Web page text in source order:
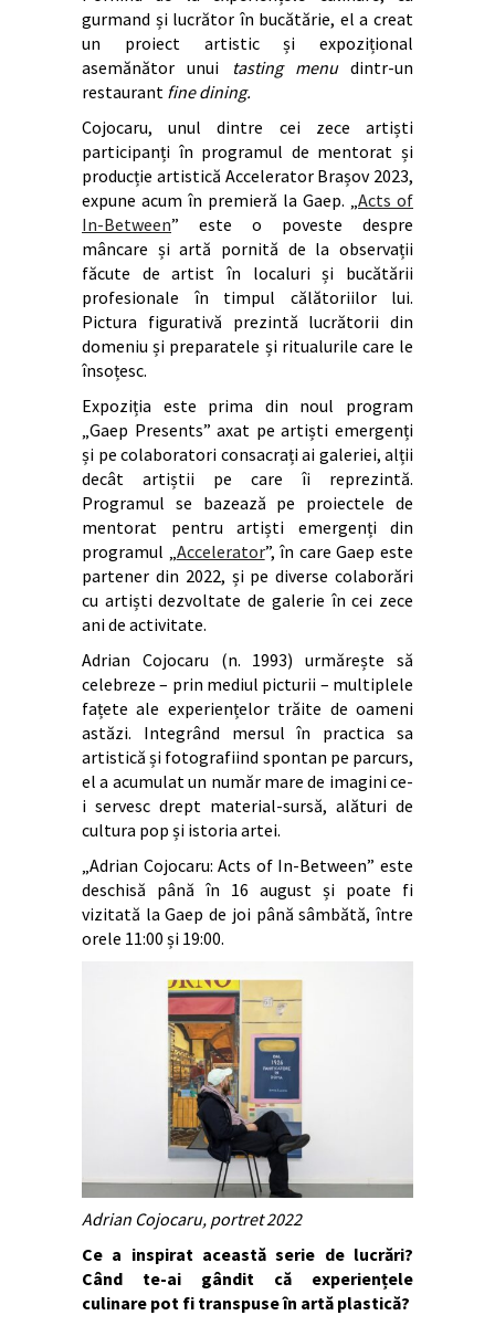
gurmand și lucrător în bucătărie, el a creat
un proiect artistic și expozițional
asemănător unui
tasting menudintr-un
restaurant fine dining.
Cojocaru, unul dintre cei zece artiști
participanți în programul de mentorat și
producție artistică Accelerator Brașov 2023,
expune acum în premieră la Gaep. „Acts of
In-Between” este o poveste despre
mâncare și artă pornită de la observații
făcute de artist în localuri și bucătării
profesionale în timpul călătoriilor lui.
Pictura figurativă prezintă lucrătorii din
domeniu și preparatele și ritualurile care le
însoțesc.
Expoziția este prima din noul program
„Gaep Presents” axat pe artiști emergenți
și pe colaboratori consacrați ai galeriei, alții
decât artiștii pe care îi reprezintă.
Programul se bazează pe proiectele de
mentorat pentru artiști emergenți din
programul „Accelerator”, în care Gaep este
partener din 2022, și pe diverse colaborări
cu artiști dezvoltate de galerie în cei zece
ani de activitate.
Adrian Cojocaru (n. 1993) urmărește să
celebreze – prin mediul picturii – multiplele
fațete ale experiențelor trăite de oameni
astăzi. Integrând mersul în practica sa
artistică și fotografiind spontan pe parcurs,
el a acumulat un număr mare de imagini ce-
i servesc drept material-sursă, alături de
cultura pop și istoria artei.
„Adrian Cojocaru: Acts of In-Between” este
deschisă până în 16 august și poate fi
vizitată la Gaep de joi până sâmbătă, între
orele 11:00 și 19:00.
Adrian Cojocaru, portret 2022
Ce a inspirat această serie de lucrări?
Când te-ai gândit că experiențele
culinare pot fi transpuse în artă plastică?